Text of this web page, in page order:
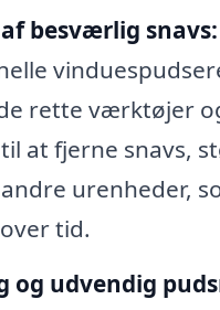
besværlig snavs:
rette værktøjer
at fjerne snavs,
urenheder,
tid.
og udvendig